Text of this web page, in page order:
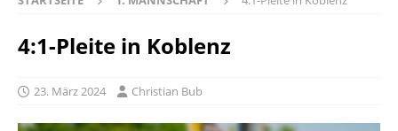
4:1-Pleite in Koblenz
23. März 2024 Christian Bub